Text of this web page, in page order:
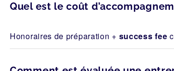
Quel est le coût
Honoraires de préparation + success fee